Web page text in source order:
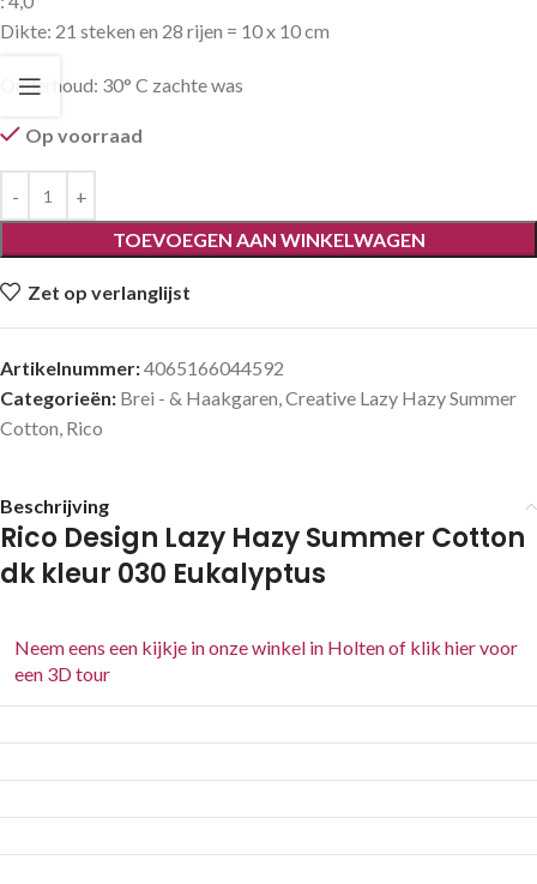
Dikte: 21 steken en 28 rijen = 10 x 10 cm
Onderhoud: 30° C zachte was
Op voorraad
TOEVOEGEN AAN WINKELWAGEN
Zet op verlanglijst
Artikelnummer:4065166044592
Categorieën: Brei - & Haakgaren,Creative Lazy Hazy Summer
Cotton, Rico
Beschrijving
Rico Design Lazy Hazy Summer Cotton
dk kleur 030 Eukalyptus
Neem eens een kijkje in onze winkel in Holten of klik hier voor
een 3D tour